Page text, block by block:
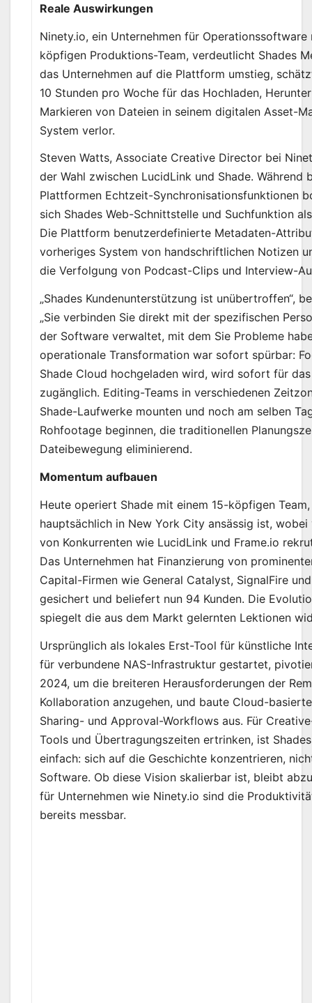
Reale Auswirkungen
Ninety.io, ein Unternehmen für Operationssoftware
köpfigen Produktions-Team, verdeutlicht Shades
das Unternehmen auf die Plattform umstieg,
10 Stunden pro Woche für das Hochladen,
Markieren von Dateien in seinem digitalen Asset-
System verlor.
Steven Watts, Associate Creative Director bei
der Wahl zwischen LucidLink und Shade. Während
Plattformen Echtzeit-Synchronisationsfunktionen
sich Shades Web-Schnittstelle und Suchfunktion
Die Plattform benutzerdefinierte Metadaten-
vorheriges System von handschriftlichen Notizen
die Verfolgung von Podcast-Clips und Interview-
„Shades Kundenunterstützung ist unübertroffen“,
„Sie verbinden Sie direkt mit der spezifischen
der Software verwaltet, mit dem Sie Probleme
operationale Transformation war sofort spürbar:
Shade Cloud hochgeladen wird, wird sofort für
zugänglich. Editing-Teams in verschiedenen
Shade-Laufwerke mounten und noch am selben
Rohfootage beginnen, die traditionellen
Dateibewegung eliminierend.
Momentum aufbauen
Heute operiert Shade mit einem 15-köpfigen
hauptsächlich in New York City ansässig ist, wobei
von Konkurrenten wie LucidLink und Frame.io
Das Unternehmen hat Finanzierung von
Capital-Firmen wie General Catalyst, SignalFire
gesichert und beliefert nun 94 Kunden. Die
spiegelt die aus dem Markt gelernten Lektionen
Ursprünglich als lokales Erst-Tool für künstliche
für verbundene NAS-Infrastruktur gestartet,
2024, um die breiteren Herausforderungen der
Kollaboration anzugehen, und baute Cloud-
Sharing- und Approval-Workflows aus. Für
Tools und Übertragungszeiten ertrinken, ist
einfach: sich auf die Geschichte konzentrieren,
Software. Ob diese Vision skalierbar ist, bleibt
für Unternehmen wie Ninety.io sind die
bereits messbar.